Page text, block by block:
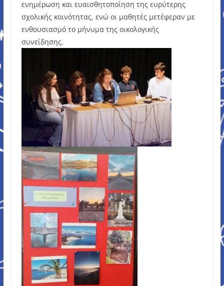
ενημέρωση και ευαισθητοποίηση της ευρύτερης
σχολικής κοινότητας, ενώ οι μαθητές μετέφεραν με
ενθουσιασμό το μήνυμα της οικολογικής
συνείδησης.